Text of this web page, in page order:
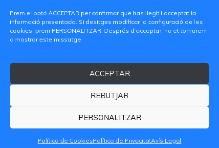
Prem el botó ACCEPTAR per confirmar que has llegit i acceptat la
informació presentada. Si desitges modificar la configuració de les
cookies, prem PERSONALITZAR. Després d’acceptar, no et tornarem
a mostrar este missatge.
ACCEPTAR
REBUTJAR
PERSONALITZAR
Política de CookiesPolítica de PrivacitatAvís Legal
+34 962849333
DE VALÈNCIA
Avís legalPolítica de privacitat